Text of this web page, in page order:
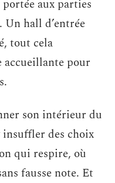
aux parties
Un hall d’entrée
tout cela
accueillante pour
son intérieur du
insuffler des choix
qui respire, où
fausse note. Et